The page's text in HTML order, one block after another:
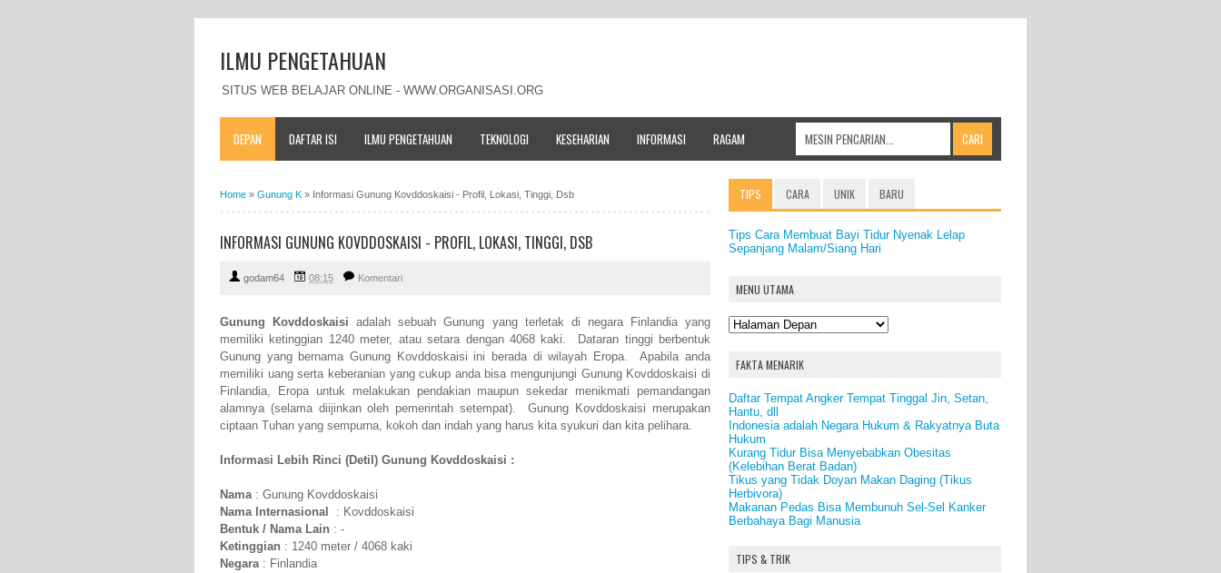
ILMU PENGETAHUAN
SITUS WEB BELAJAR ONLINE - WWW.ORGANISASI.ORG
DEPAN DAFTAR ISI ILMU PENGETAHUAN TEKNOLOGI KESEHARIAN INFORMASI RAGAM
Home » Gunung K » Informasi Gunung Kovddoskaisi - Profil, Lokasi, Tinggi, Dsb
INFORMASI GUNUNG KOVDDOSKAISI - PROFIL, LOKASI, TINGGI, DSB
godam64 08:15 Komentari
Gunung Kovddoskaisi adalah sebuah Gunung yang terletak di negara Finlandia yang
memiliki ketinggian 1240 meter, atau setara dengan 4068 kaki. Dataran tinggi berbentuk
Gunung yang bernama Gunung Kovddoskaisi ini berada di wilayah Eropa. Apabila anda
memiliki uang serta keberanian yang cukup anda bisa mengunjungi Gunung Kovddoskaisi di
Finlandia, Eropa untuk melakukan pendakian maupun sekedar menikmati pemandangan
alamnya (selama diijinkan oleh pemerintah setempat). Gunung Kovddoskaisi merupakan
ciptaan Tuhan yang sempurna, kokoh dan indah yang harus kita syukuri dan kita pelihara.
Informasi Lebih Rinci (Detil) Gunung Kovddoskaisi :
Nama: Gunung Kovddoskaisi
Nama Internasional
: Kovddoskaisi
Bentuk / Nama Lain : -
Ketinggian : 1240 meter / 4068 kaki
Negara: Finlandia
TIPS CARA UNIK BARU
Tips Cara Membuat Bayi Tidur Nyenak Lelap
Sepanjang Malam/Siang Hari
MENU UTAMA
FAKTA MENARIK
Daftar Tempat Angker Tempat Tinggal Jin, Setan,
Hantu, dll
Indonesia adalah Negara Hukum & Rakyatnya Buta
Hukum
Kurang Tidur Bisa Menyebabkan Obesitas
(Kelebihan Berat Badan)
Tikus yang Tidak Doyan Makan Daging (Tikus
Herbivora)
Makanan Pedas Bisa Membunuh Sel-Sel Kanker
Berbahaya Bagi Manusia
TIPS & TRIK